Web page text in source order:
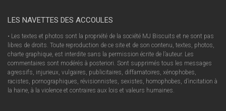
LES NAVETTES DES ACCOULES
• Les textes et photos sont la propriété de la société MJ Biscuits et ne sont pas
libres de droits. Toute reproduction de ce site et de son contenu, textes, photos,
charte graphique, est interdite sans la permission écrite de l’auteur. Les
commentaires sont modérés à posteriori. Sont supprimés tous les messages
agressifs, injurieux, vulgaires, publicitaires, diffamatoires, xénophobes,
racistes, pornographiques, révisionnistes, sexistes, homophobes, d’incitation à
la haine, à la violence et contraires aux lois et valeurs humaines.